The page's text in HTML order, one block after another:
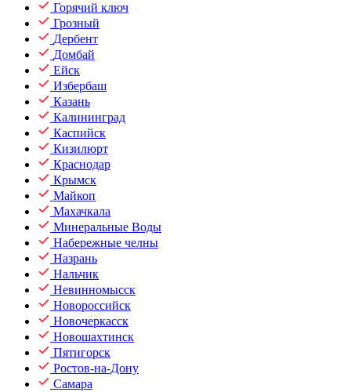
Горячий ключ
Грозный
Дербент
Домбай
Ейск
Избербаш
Казань
Калининград
Каспийск
Кизилюрт
Краснодар
Крымск
Майкоп
Махачкала
Минеральные Воды
Набережные челны
Назрань
Нальчик
Невинномысск
Новороссийск
Новочеркасск
Новошахтинск
Пятигорск
Ростов-на-Дону
Самара